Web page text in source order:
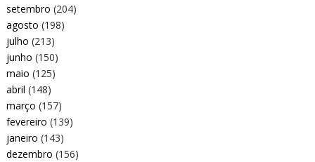
setembro (204)
agosto (198)
julho (213)
junho (150)
maio (125)
abril (148)
março (157)
fevereiro (139)
janeiro (143)
dezembro (156)